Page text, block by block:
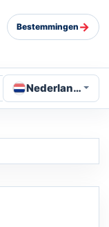
Bestemmingen →
Nederlands